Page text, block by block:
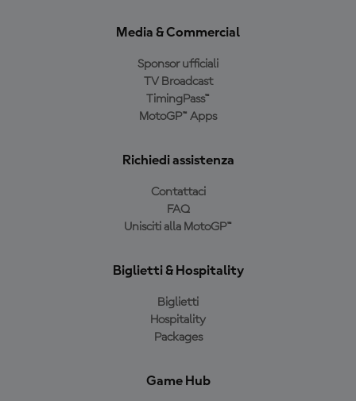
Media & Commercial
Sponsor ufficiali
TV Broadcast
TimingPass™
MotoGP™ Apps
Richiedi assistenza
Contattaci
FAQ
Unisciti alla MotoGP™
Biglietti & Hospitality
Biglietti
Hospitality
Packages
Game Hub